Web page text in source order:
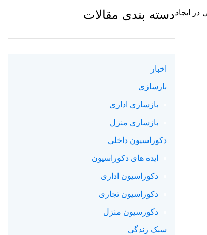
ایجاددسته بندی مقالات
اخبار
بازسازی
بازسازی اداری
بازسازی منزل
دکوراسیون داخلی
ایده های دکوراسیون
دکوراسیون اداری
دکوراسیون تجاری
دکورسیون منزل
سبک زندگی